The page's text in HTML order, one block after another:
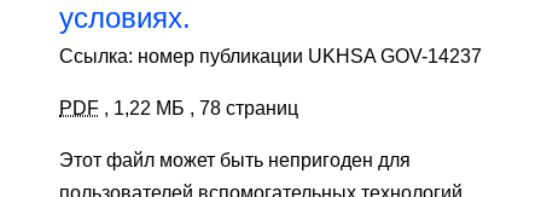
условиях.
Ссылка: номер публикации UKHSA GOV-14237
PDF , 1,22 МБ , 78 страниц
Этот файл может быть непригоден для